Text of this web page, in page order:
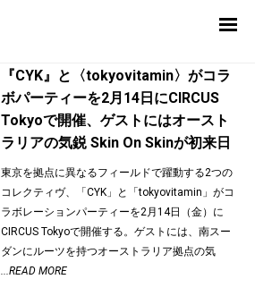
『CYK』と〈tokyovitamin〉がコラ
ボパーティーを2月14日にCIRCUS
Tokyoで開催、ゲストにはオースト
ラリアの気鋭 Skin On Skinが初来日
東京を拠点に異なるフィールドで躍動する2つの
コレクティヴ、「CYK」と「tokyovitamin」がコ
ラボレーションパーティーを2月14日（金）に
CIRCUS Tokyoで開催する。ゲストには、南スー
ダンにルーツを持つオーストラリア拠点の気
...READ MORE
News
Interview
Highlight
Report